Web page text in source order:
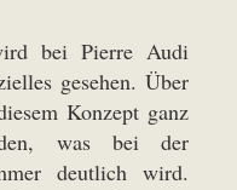
bei Pierre Audi
gesehen. Über
Konzept ganz
was bei der
deutlich wird.